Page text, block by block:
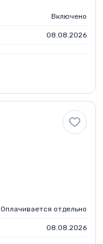
Включено
08.08.2026
Оплачивается отдельно
08.08.2026